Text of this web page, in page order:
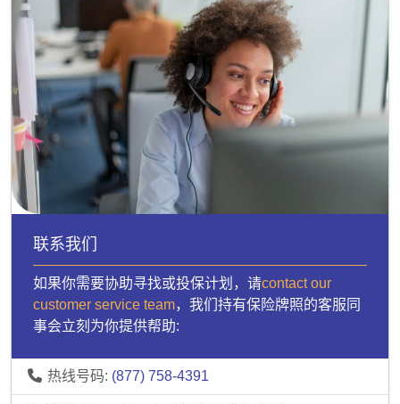
联系我们
如果你需要协助寻找或投保计划，请contact our
customer service team，我们持有保险牌照的客服同
事会立刻为你提供帮助:
热线号码: (877) 758-4391